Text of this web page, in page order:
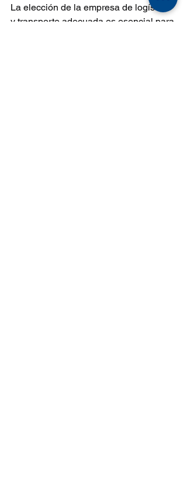
La elección de la empresa de logística
y transporte adecuada es esencial para